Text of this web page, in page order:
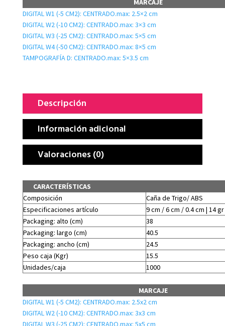
DIGITAL W1 (-5 CM2): CENTRADO.max: 2.5×2 cm
DIGITAL W2 (-10 CM2): CENTRADO.max: 3×3 cm
DIGITAL W3 (-25 CM2): CENTRADO.max: 5×5 cm
DIGITAL W4 (-50 CM2): CENTRADO.max: 8×5 cm
TAMPOGRAFÍA D: CENTRADO.max: 5×3.5 cm
Descripción
Información adicional
Valoraciones (0)
CARACTERÍSTICAS
Composición
Caña de Trigo/ ABS
Especificaciones artículo
9 cm / 6 cm / 0.4 cm | 14 gr
Packaging: alto (cm)
38
Packaging: largo (cm)
40.5
Packaging: ancho (cm)
24.5
Peso caja (Kgr)
15.5
Unidades/caja
1000
MARCAJE
DIGITAL W1 (-5 CM2): CENTRADO.max: 2.5x2 cm
DIGITAL W2 (-10 CM2): CENTRADO.max: 3x3 cm
DIGITAL W3 (-25 CM2): CENTRADO.max: 5x5 cm